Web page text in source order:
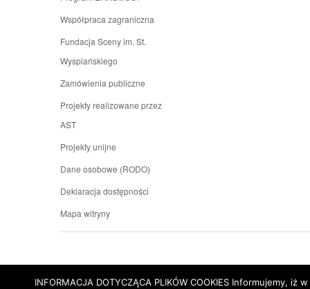
INFORMACJA DOTYCZĄCA PLIKÓW COOKIES
Współpraca zagraniczna
Fundacja Sceny im. St.
Wyspiańskiego
Zamówienia publiczne
Projekty realizowane przez
AST
Projekty unijne
Dane osobowe (RODO)
Deklaracja dostępności
Mapa witryny